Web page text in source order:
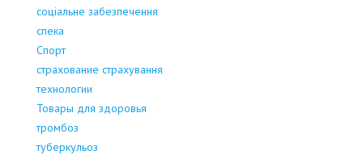
соціальне забезпечення
спека
Спорт
страхование страхування
технологии
Товары для здоровья
тромбоз
туберкульоз